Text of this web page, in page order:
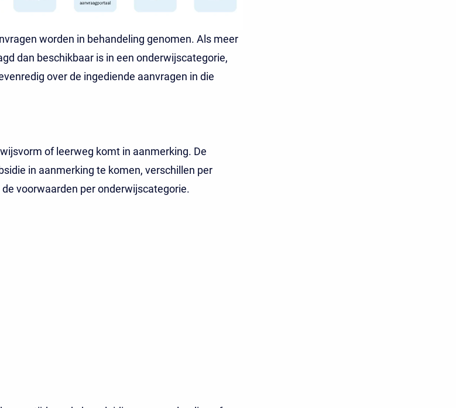
worden in behandeling genomen. Als meer
dan beschikbaar is in een onderwijscategorie,
over de ingediende aanvragen in die
of leerweg komt in aanmerking. De
in aanmerking te komen, verschillen per
voorwaarden per onderwijscategorie.